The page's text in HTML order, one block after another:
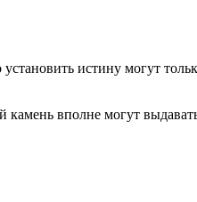
истину могут
вполне могут